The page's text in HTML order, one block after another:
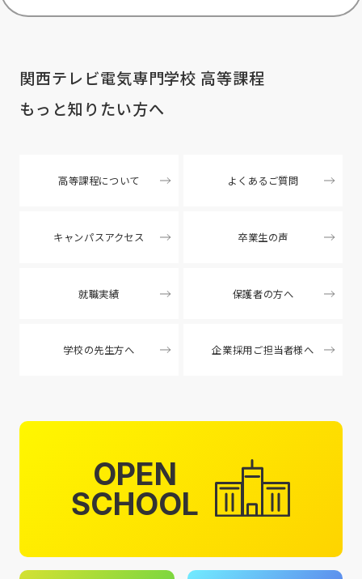
関西テレビ電気専門学校 高等課程
もっと知りたい方へ
高等課程について よくあるご質問
キャンパスアクセス 卒業生の声
就職実績 保護者の方へ
学校の先生方へ 企業採用ご担当者様へ
OPEN
SCHOOL